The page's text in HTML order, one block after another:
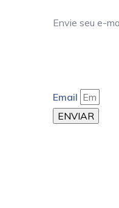
Envie seu e-
Email
ENVIAR